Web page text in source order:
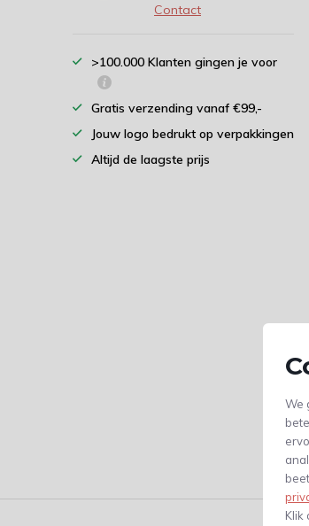
We
Klik
Contact
>100.000 Klanten gingen je voor
Gratis verzending vanaf €99,-
Jouw logo bedrukt op verpakkingen
Altijd de laagste prijs